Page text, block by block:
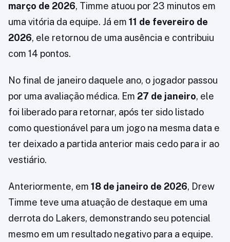
março de 2026, Timme atuou por 23 minutos em
uma vitória da equipe. Já em 11 de fevereiro de
2026, ele retornou de uma ausência e contribuiu
com 14 pontos.
No final de janeiro daquele ano, o jogador passou
por uma avaliação médica. Em 27 de janeiro, ele
foi liberado para retornar, após ter sido listado
como questionável para um jogo na mesma data e
ter deixado a partida anterior mais cedo para ir ao
vestiário.
Anteriormente, em 18 de janeiro de 2026, Drew
Timme teve uma atuação de destaque em uma
derrota do Lakers, demonstrando seu potencial
mesmo em um resultado negativo para a equipe.